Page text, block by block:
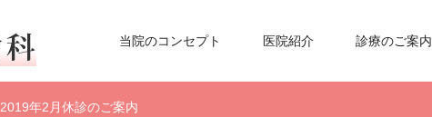
当院のコンセプト 医院紹介 診療のご案内
2019年2月休診のご案内